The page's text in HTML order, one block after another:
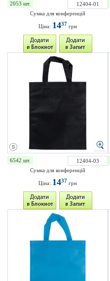
2053 шт.
12404-01
Сумка для конференцій
Ціна: 1437 грн
6542 шт.
12404-03
Сумка для конференцій
Ціна: 1437 грн